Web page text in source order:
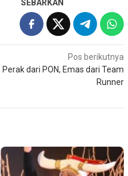
SEBARKAN
Pos berikutnya
Perak dari PON, Emas dari Team
Runner